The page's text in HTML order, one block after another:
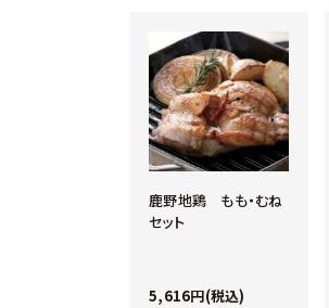
鹿野地鶏 もも・むね
セット
5,616円(税込)